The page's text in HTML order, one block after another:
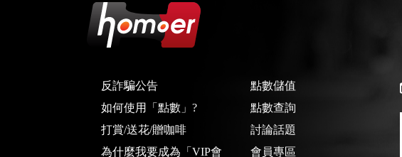
反詐騙公告
如何使用「點數」?
打賞/送花/贈咖啡
為什麼我要成為「VIP會
點數儲值
點數查詢
討論話題
會員專區